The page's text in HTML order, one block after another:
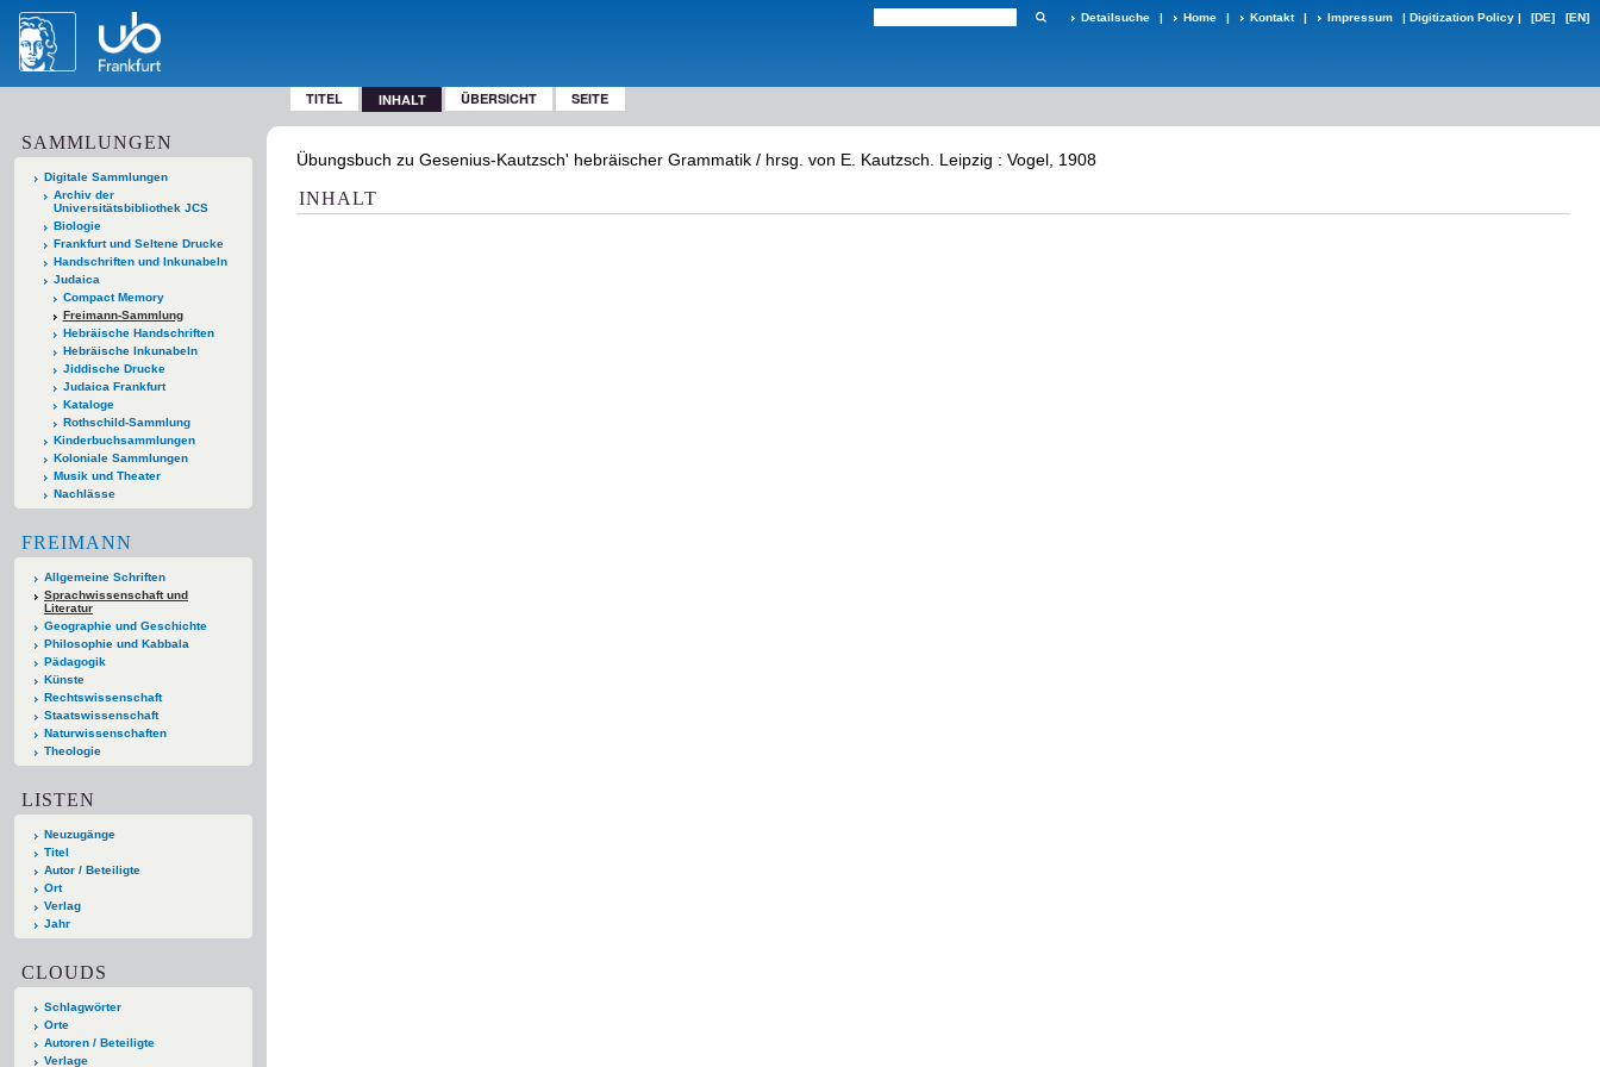
Detailsuche | Home | Kontakt | Impressum | Digitization Policy | [DE] [EN]
TITEL INHALT ÜBERSICHT SEITE
SAMMLUNGEN
Digitale Sammlungen
Archiv der
Universitätsbibliothek JCS
Biologie
Frankfurt und Seltene Drucke
Handschriften und Inkunabeln
Judaica
Compact Memory
Freimann-Sammlung
Hebräische Handschriften
Hebräische Inkunabeln
Jiddische Drucke
Judaica Frankfurt
Kataloge
Rothschild-Sammlung
Kinderbuchsammlungen
Koloniale Sammlungen
Musik und Theater
Nachlässe
FREIMANN
Allgemeine Schriften
Sprachwissenschaft und
Literatur
Geographie und Geschichte
Philosophie und Kabbala
Pädagogik
Künste
Rechtswissenschaft
Staatswissenschaft
Naturwissenschaften
Theologie
LISTEN
Neuzugänge
Titel
Autor / Beteiligte
Ort
Verlag
Jahr
CLOUDS
Schlagwörter
Orte
Autoren / Beteiligte
Verlage
Übungsbuch zu Gesenius-Kautzsch' hebräischer Grammatik / hrsg. von E. Kautzsch. Leipzig : Vogel, 1908
INHALT